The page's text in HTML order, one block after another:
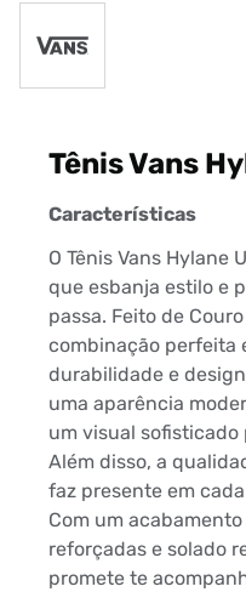
Tênis Vans
Características
O Tênis Vans Hylane
que esbanja estilo e
passa. Feito de
combinação perfeita
durabilidade e
uma aparência
um visual sofisticado
Além disso, a
faz presente em
Com um
reforçadas e solado
promete te